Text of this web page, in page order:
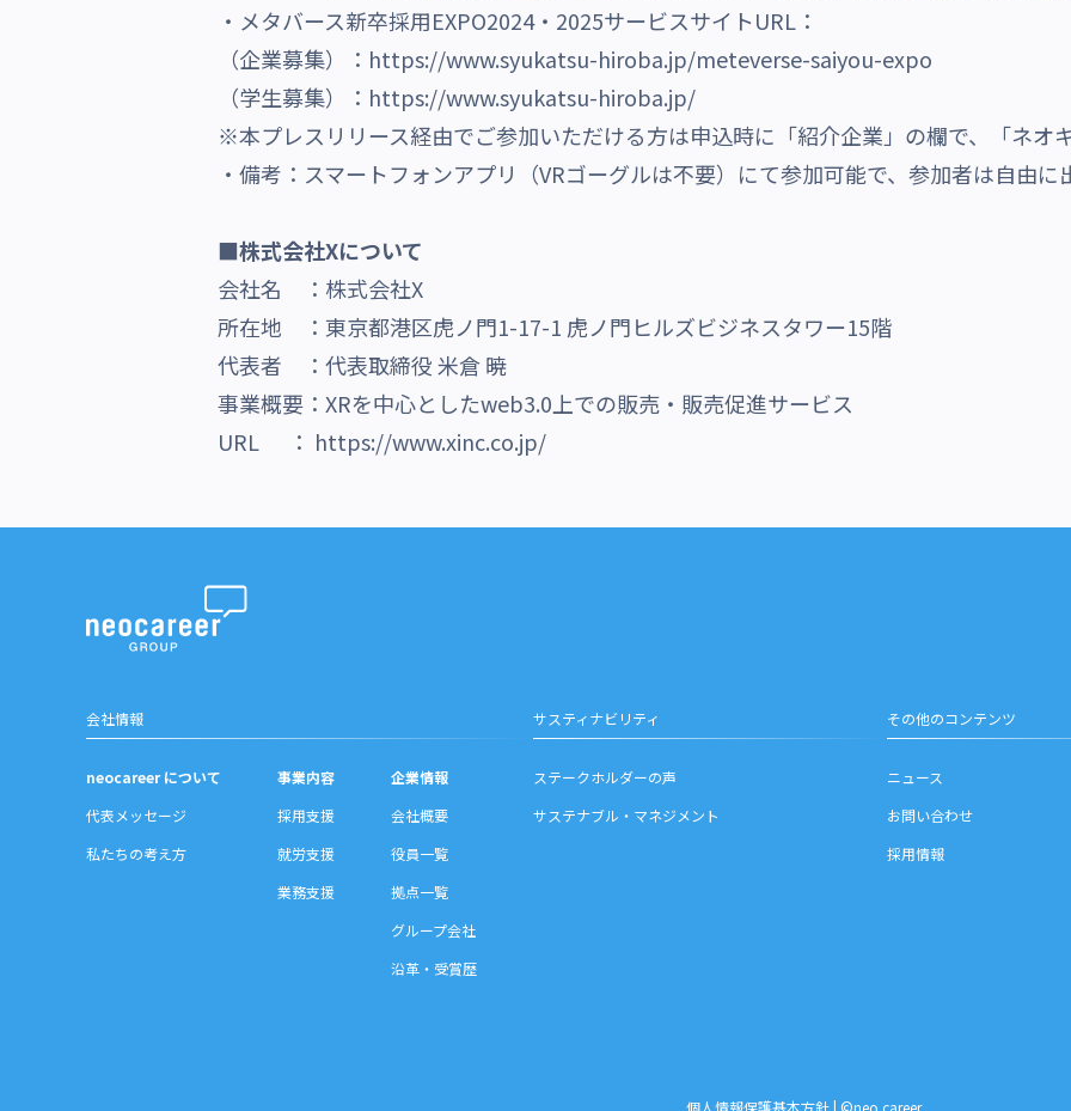
・メタバース新卒採用EXPO2024・2025サービスサイトURL：
（企業募集）： https://www.syukatsu-hiroba.jp/meteverse-saiyou-expo
（学生募集）： https://www.syukatsu-hiroba.jp/
※本プレスリリース経由でご参加いただける方は申込時に「紹介企業」の欄で、「ネオ
・備考：スマートフォンアプリ（VRゴーグルは不要）にて参加可能で、参加者は自由に
■株式会社Xについて
会社名 ：株式会社X
所在地 ：東京都港区虎ノ門1-17-1 虎ノ門ヒルズビジネスタワー15階
代表者 ：代表取締役 米倉 暁
事業概要：XRを中心としたweb3.0上での販売・販売促進サービス
URL ： https://www.xinc.co.jp/
会社情報
neocareer について
代表メッセージ
私たちの考え方
事業内容
採用支援
就労支援
業務支援
企業情報
会社概要
役員一覧
拠点一覧
グループ会社
沿革・受賞歴
サスティナビリティ
ステークホルダーの声
サステナブル・マネジメント
その他のコンテンツ
ニュース
お問い合わせ
採用情報
個人情報保護基本方針| ©neo career